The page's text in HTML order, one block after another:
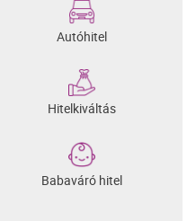
Autóhitel
Hitelkiváltás
Babaváró hitel